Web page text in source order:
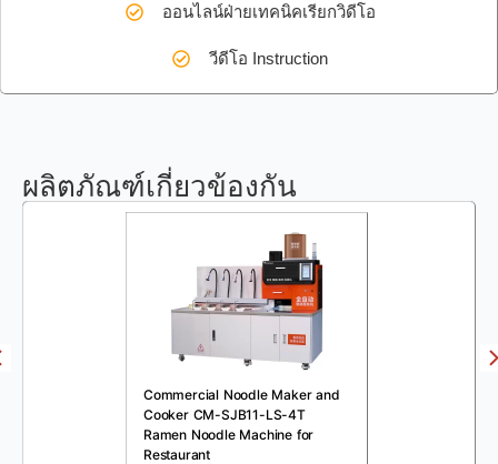
ออนไลน์ฝ่ายเทคนิคเรียกวิดีโอ
วีดีโอ Instruction
ผลิตภัณฑ์เกี่ยวข้องกัน
Commercial Noodle Maker and
Cooker CM-SJB11-LS-4T
Ramen Noodle Machine for
Restaurant